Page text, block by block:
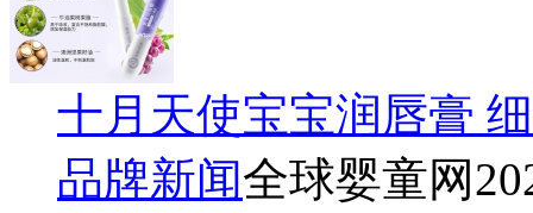
十月天使宝宝润唇膏
品牌新闻全球婴童网